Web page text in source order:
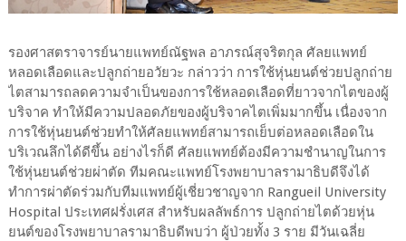
รองศาสตราจารย์นายแพทย์ณัฐพล อาภรณ์สุจริตกุล ศัลยแพทย์
หลอดเลือดและปลูกถ่ายอวัยวะ กล่าวว่า การใช้หุ่นยนต์ช่วยปลูกถ่าย
ไตสามารถลดความจำเป็นของการใช้หลอดเลือดที่ยาวจากไตของผู้
บริจาค ทำให้มีความปลอดภัยของผู้บริจาคไตเพิ่มมากขึ้น เนื่องจาก
การใช้หุ่นยนต์ช่วยทำให้ศัลยแพทย์สามารถเย็บต่อหลอดเลือดใน
บริเวณลึกได้ดีขึ้น อย่างไรก็ดี ศัลยแพทย์ต้องมีความชำนาญในการ
ใช้หุ่นยนต์ช่วยผ่าตัด ทีมคณะแพทย์โรงพยาบาลรามาธิบดีจึงได้
ทำการผ่าตัดร่วมกับทีมแพทย์ผู้เชี่ยวชาญจาก Rangueil University
Hospital ประเทศฝรั่งเศส สำหรับผลลัพธ์การ ปลูกถ่ายไตด้วยหุ่น
ยนต์ของโรงพยาบาลรามาธิบดีพบว่า ผู้ป่วยทั้ง 3 ราย มีวันเฉลี่ย